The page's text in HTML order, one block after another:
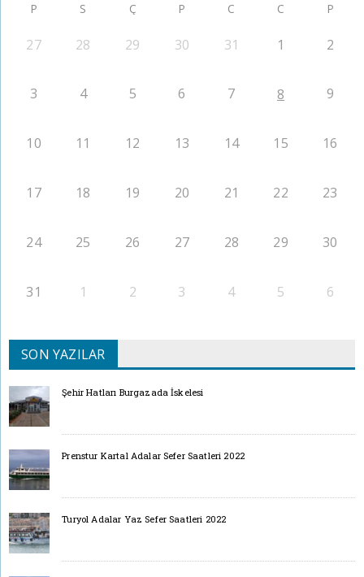
P S Ç P C C P
27 28 29 30 31 1 2
3 4 5 6 7 8 9
10 11 12 13 14 15 16
17 18 19 20 21 22 23
24 25 26 27 28 29 30
31 1 2 3 4 5 6
SON YAZILAR
Şehir Hatları Burgazada İskelesi
Prenstur Kartal Adalar Sefer Saatleri 2022
Turyol Adalar Yaz Sefer Saatleri 2022